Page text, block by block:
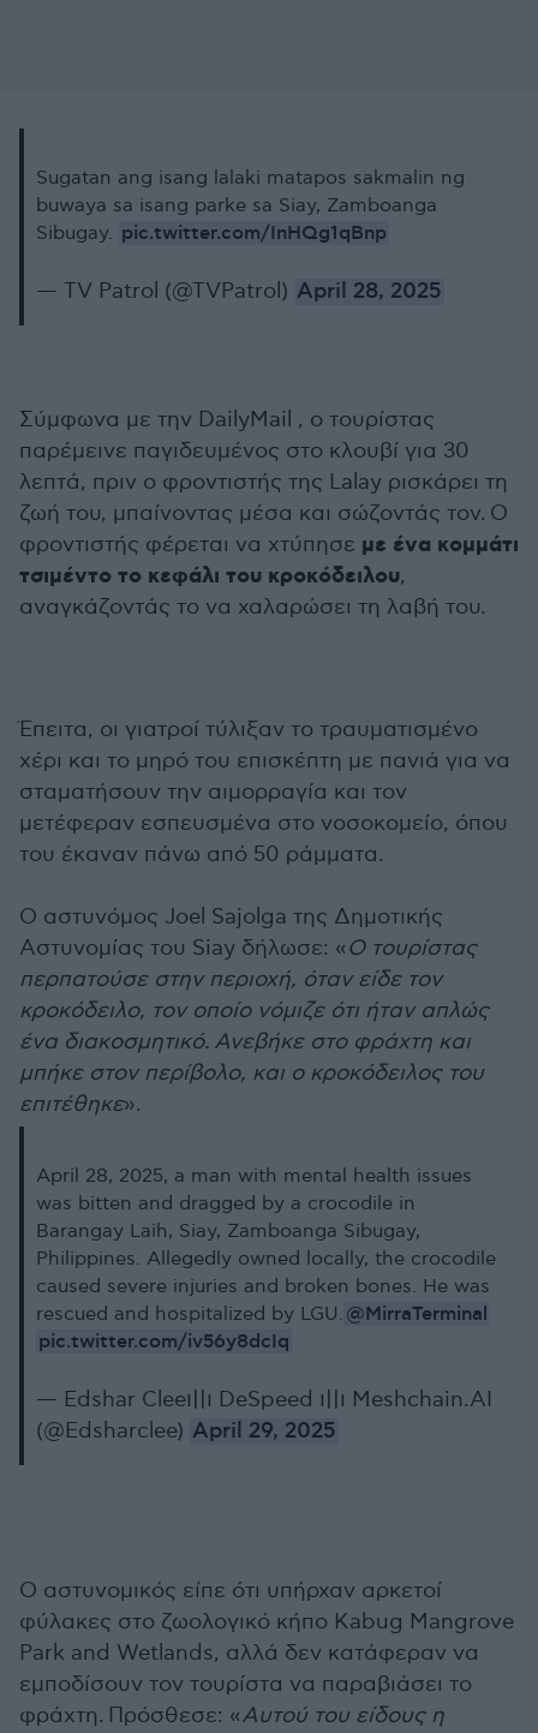
Sugatan ang isang lalaki matapos sakmalin ng
buwaya sa isang parke sa Siay, Zamboanga
Sibugay. pic.twitter.com/InHQg1qBnp
— TV Patrol (@TVPatrol) April 28, 2025
Σύμφωνα με την DailyMail , ο τουρίστας
παρέμεινε παγιδευμένος στο κλουβί για 30
λεπτά, πριν ο φροντιστής της Lalay ρισκάρει τη
ζωή του, μπαίνοντας μέσα και σώζοντάς τον. Ο
φροντιστής φέρεται να χτύπησε με ένα κομμάτι
τσιμέντο το κεφάλι του κροκόδειλου,
αναγκάζοντάς το να χαλαρώσει τη λαβή του.
Έπειτα, οι γιατροί τύλιξαν το τραυματισμένο
χέρι και το μηρό του επισκέπτη με πανιά για να
σταματήσουν την αιμορραγία και τον
μετέφεραν εσπευσμένα στο νοσοκομείο, όπου
του έκαναν πάνω από 50 ράμματα.
Ο αστυνόμος Joel Sajolga της Δημοτικής
Αστυνομίας του Siay δήλωσε: «Ο τουρίστας
περπατούσε στην περιοχή, όταν είδε τον
κροκόδειλο, τον οποίο νόμιζε ότι ήταν απλώς
ένα διακοσμητικό. Ανεβήκε στο φράχτη και
μπήκε στον περίβολο, και ο κροκόδειλος του
επιτέθηκε».
April 28, 2025, a man with mental health issues
was bitten and dragged by a crocodile in
Barangay Laih, Siay, Zamboanga Sibugay,
Philippines. Allegedly owned locally, the crocodile
caused severe injuries and broken bones. He was
rescued and hospitalized by LGU. @MirraTerminal
pic.twitter.com/iv56y8dcIq
— Edshar Clee၊||၊ DeSpeed ၊||၊ Meshchain.AI
(@Edsharclee) April 29, 2025
Ο αστυνομικός είπε ότι υπήρχαν αρκετοί
φύλακες στο ζωολογικό κήπο Kabug Mangrove
Park and Wetlands, αλλά δεν κατάφεραν να
εμποδίσουν τον τουρίστα να παραβιάσει το
φράχτη. Πρόσθεσε: «Αυτού του είδους η